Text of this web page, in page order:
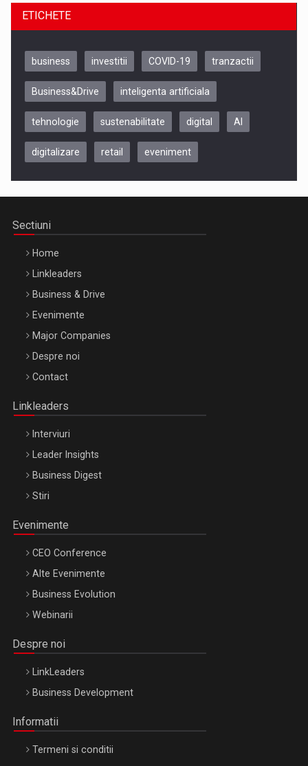
Be Inspired. Make it Happen!, CLUJ, 9 Decembrie
Be Inspired. Make it Happen!, ARTEMIS LETO, ORADEA, 8
Octombrie
ETICHETE
business investitii COVID-19 tranzactii
Business&Drive inteligenta artificiala
tehnologie sustenabilitate digital AI
digitalizare retail eveniment
Sectiuni
Home
Linkleaders
Business & Drive
Evenimente
Major Companies
Despre noi
Contact
Linkleaders
Interviuri
Leader Insights
Business Digest
Stiri
Evenimente
CEO Conference
Alte Evenimente
Business Evolution
Webinarii
Despre noi
LinkLeaders
Business Development
Informatii
Termeni si conditii